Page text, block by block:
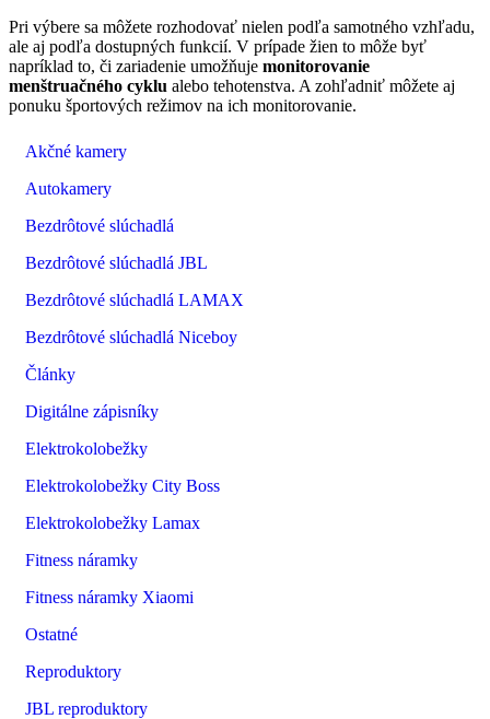
Pri výbere sa môžete rozhodovať nielen podľa samotného vzhľadu,
ale aj podľa dostupných funkcií. V prípade žien to môže byť
napríklad to, či zariadenie umožňuje monitorovanie
menštruačného cyklu alebo tehotenstva. A zohľadniť môžete aj
ponuku športových režimov na ich monitorovanie.
Akčné kamery
Autokamery
Bezdrôtové slúchadlá
Bezdrôtové slúchadlá JBL
Bezdrôtové slúchadlá LAMAX
Bezdrôtové slúchadlá Niceboy
Články
Digitálne zápisníky
Elektrokolobežky
Elektrokolobežky City Boss
Elektrokolobežky Lamax
Fitness náramky
Fitness náramky Xiaomi
Ostatné
Reproduktory
JBL reproduktory